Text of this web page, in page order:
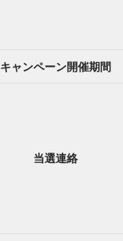
キャンペーン開催期間
当選連絡